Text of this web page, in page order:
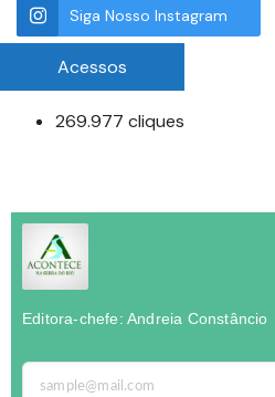
Siga Nosso Instagram
Acessos
269.977 cliques
Editora-chefe: Andreia Constâncio